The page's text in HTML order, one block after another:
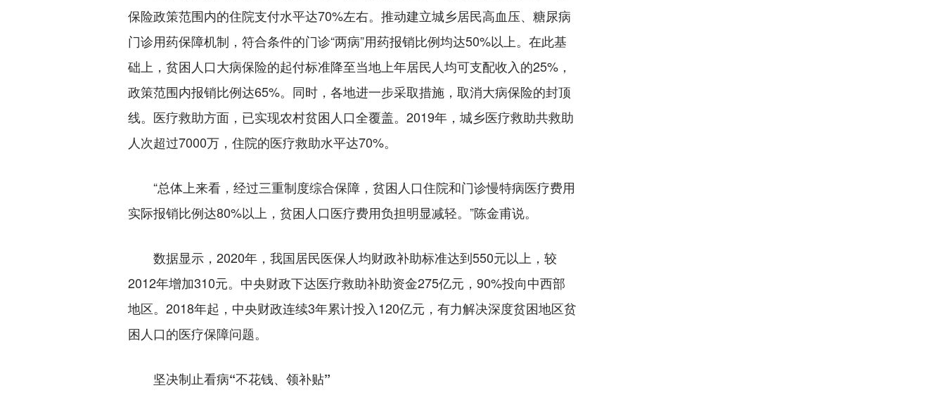
保险政策范围内的住院支付水平达70%左右。推动建立城乡居民高血压、糖尿病
门诊用药保障机制，符合条件的门诊“两病”用药报销比例均达50%以上。在此基
础上，贫困人口大病保险的起付标准降至当地上年居民人均可支配收入的25%，
政策范围内报销比例达65%。同时，各地进一步采取措施，取消大病保险的封顶
线。医疗救助方面，已实现农村贫困人口全覆盖。2019年，城乡医疗救助共救助
人次超过7000万，住院的医疗救助水平达70%。
“总体上来看，经过三重制度综合保障，贫困人口住院和门诊慢特病医疗费用
实际报销比例达80%以上，贫困人口医疗费用负担明显减轻。”陈金甫说。
数据显示，2020年，我国居民医保人均财政补助标准达到550元以上，较
2012年增加310元。中央财政下达医疗救助补助资金275亿元，90%投向中西部
地区。2018年起，中央财政连续3年累计投入120亿元，有力解决深度贫困地区贫
困人口的医疗保障问题。
坚决制止看病“不花钱、领补贴”